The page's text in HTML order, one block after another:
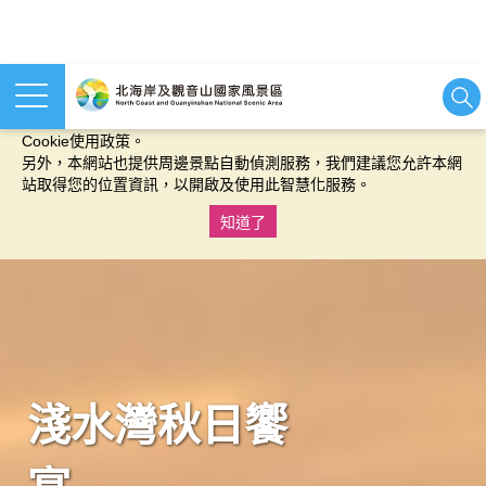
本網站使用cookies等相關技術以持續優化網站服務，並有助於為
Cookie使用政策。
另外，本網站也提供周邊景點自動偵測服務，我們建議您允許本網
站取得您的位置資訊，以開啟及使用此智慧化服務。
知道了
淺水灣秋日饗